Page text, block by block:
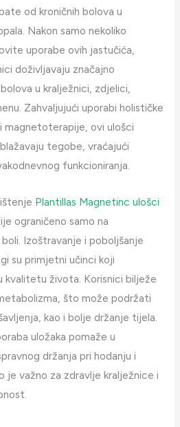
od kroničnih bolova u
Nakon samo nekoliko
uporabe ovih jastučića,
doživljavaju značajno
u kralježnici, zdjelici,
Zahvaljujući uporabi holističke
magnetoterapije, ovi ulošci
tegobe, vraćajući
funkcioniranja.
Plantillas Magnetinc ulošci
ograničeno samo na
Izoštravanje i poboljšanje
su primjetni učinci koji
kvalitetu života. Korisnici bilježe
što može podržati
kao i bolje držanje tijela.
uložaka pomaže u
držanja pri hodanju i
je važno za zdravlje kralježnice i